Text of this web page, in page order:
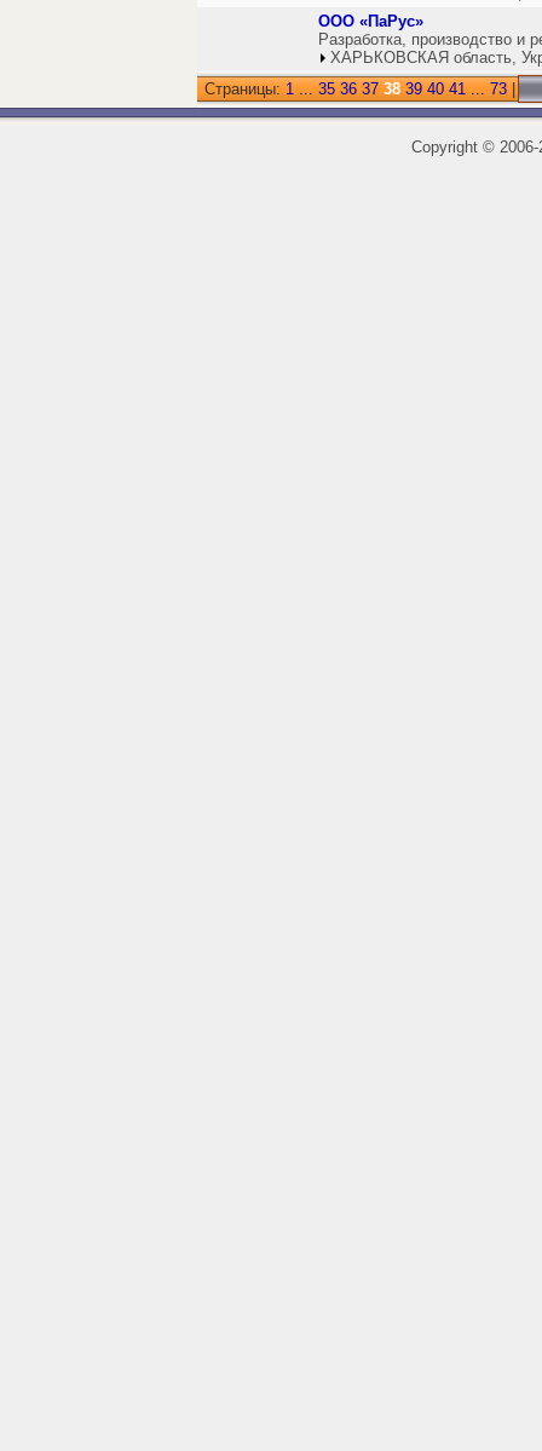
ООО «ПаРус»
Разработка, производство и
ХАРЬКОВСКАЯ область,
Страницы: 1 ... 35 36 37 38 39 40 41 ... 73
Copyright ©